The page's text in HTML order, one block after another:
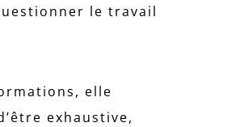
le travail
elle
exhaustive,